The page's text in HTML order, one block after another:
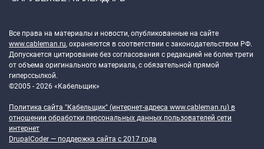
Все права на материалы и новости, опубликованные на сайте
www.cableman.ru, охраняются в соответствии с законодательством РФ.
Допускается цитирование без согласования с редакцией не более трети
от объема оригинального материала, с обязательной прямой
гиперссылкой.
©2005 - 2026 «Кабельщик»
Политика сайта "Кабельщик" (интернет-адреса www.cableman.ru) в
отношении обработки персональных данных пользователей сети
интернет
DrupalCoder — поддержка сайта c 2017 года